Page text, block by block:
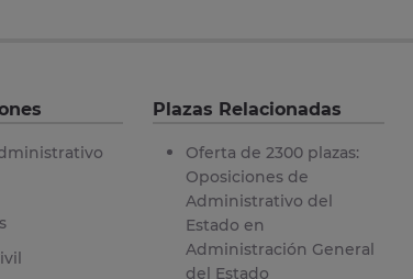
Plazas Relacionadas
Oferta de 2300 plazas:
Oposiciones de
Administrativo del
Estado en
Administración General
del Estado